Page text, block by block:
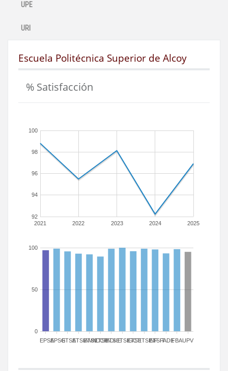
UPE
URI
Escuela Politécnica Superior de Alcoy
% Satisfacción
2021 2022 2023 2024 2025
92
94
96
98
100
EPSAEPSGETSAETSIAMN
ETSICCP
ETSIADI
ETSIEETSIGCT
ETSIIETSINFETSITFADEFBAUPV
0
50
100